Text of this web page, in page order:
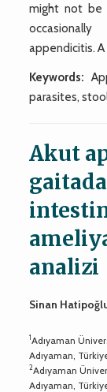
might not be
appendicitis.
Keywords:
parasites,
Akut
analizi
Sinan
1Adıyaman
Adıyaman,
2Adıyaman
Adıyaman,